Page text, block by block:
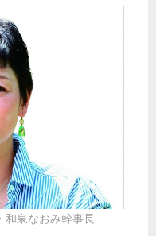
和泉なおみ幹事長